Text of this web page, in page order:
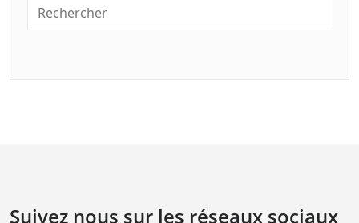
Suivez nous sur les réseaux sociaux